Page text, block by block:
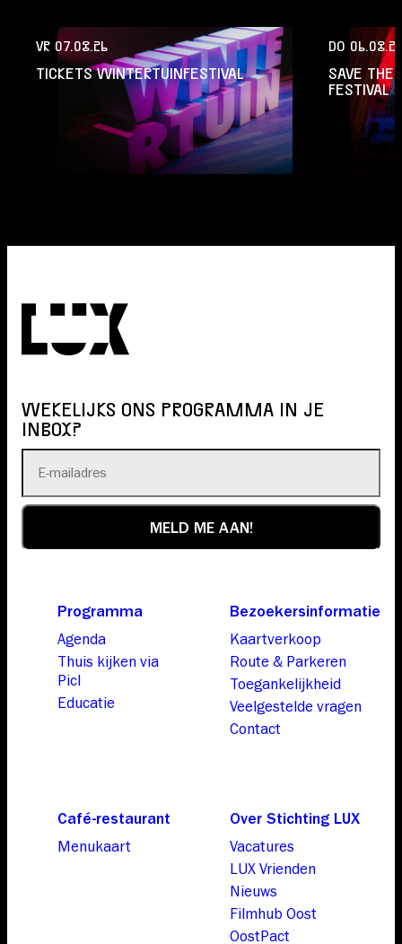
VR 07.08.26
TICKETS WINTERTUINFESTIVAL
DO
SAVE THE
FESTIVAL
WEKELIJKS ONS PROGRAMMA IN JE
INBOX?
Programma
Agenda
Thuis kijken via
Picl
Educatie
Bezoekersinformatie
Kaartverkoop
Route & Parkeren
Toegankelijkheid
Veelgestelde vragen
Contact
Café-restaurant
Menukaart
Over Stichting LUX
Vacatures
LUX Vrienden
Nieuws
Filmhub Oost
OostPact